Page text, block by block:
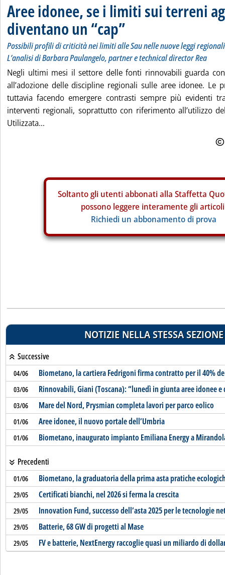
Aree idonee, se i limiti sui terreni
diventano un “cap”
Possibili profili di criticità nei limiti alle Sau nelle nuove leggi
L’analisi di Barbara Paulangelo, partner e technical director Rea
Negli ultimi mesi il settore delle fonti rinnovabili guarda
all’adozione delle discipline regionali sulle aree idonee. Le
tuttavia facendo emergere contrasti sempre più evidenti
interventi regionali, soprattutto con riferimento all’utilizzo
Utilizzata...
Soltanto gli utenti abbonati alla Staffetta
possono leggere interamente gli
Richiedi un abbonamento di prova
NOTIZIE NELLA STESSA SEZIONE
Successive
04/06 Biometano, la cartiera Fedrigoni firma contratto per il 40%
03/06 Rinnovabili, Giani (Toscana): “lunedì in giunta aree idonee e
03/06 Mare del Nord, Prysmian completa lavori per parco eolico
01/06 Aree idonee, il nuovo portale dell’Umbria
01/06 Biometano, inaugurato impianto Emiliana Energy a
Precedenti
01/06 Biometano, la graduatoria della prima asta pratiche
29/05 Certificati bianchi, nel 2026 si ferma la crescita
29/05 Innovation Fund, successo dell’asta 2025 per le tecnologie
29/05 Batterie, 68 GW di progetti al Mase
29/05 FV e batterie, NextEnergy raccoglie quasi un miliardo di